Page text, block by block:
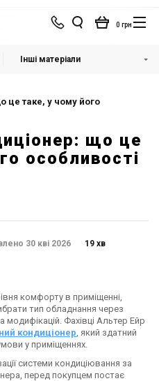
0 грн
Інші матеріали
це таке, у чому його
що це
особливості
30 кві 2026
19 хв
комфорту в приміщенні,
тип обладнання через
модифікацій. Фахівці Альтер Ейр
кондиціонер, який здатний
у приміщеннях.
системи кондиціювання за
перед покупцем постає